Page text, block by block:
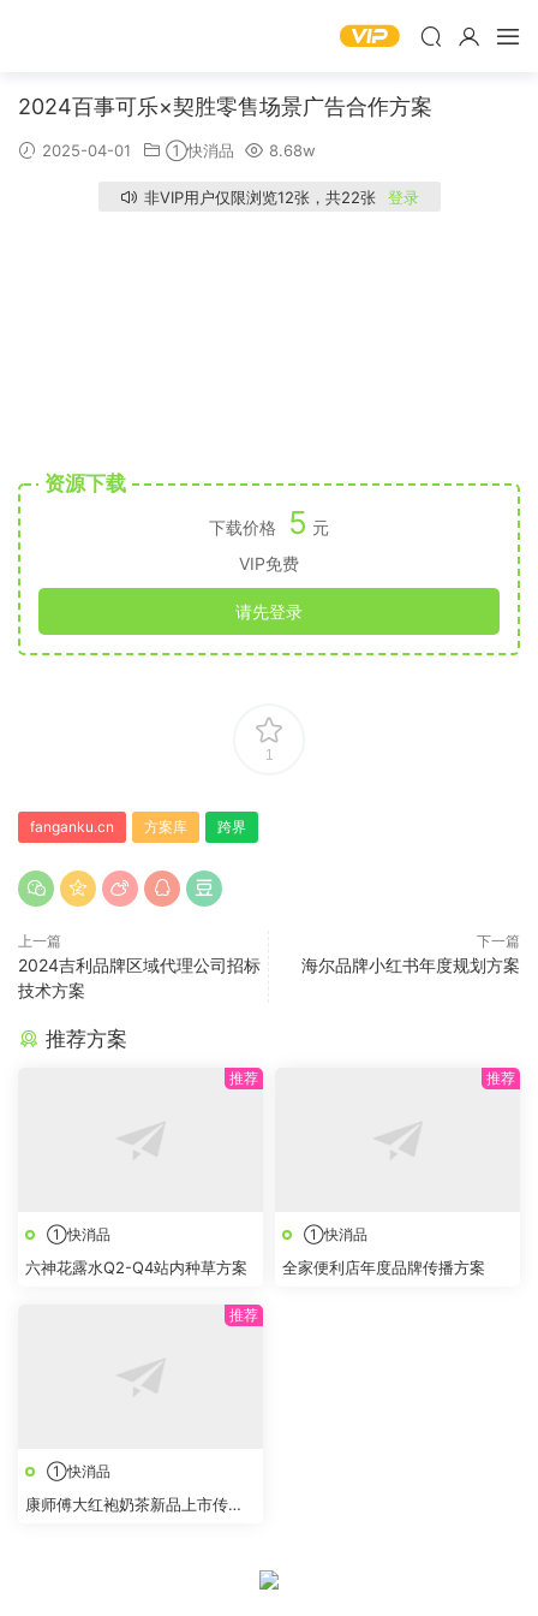
2024百事可乐×契胜零售场景广告合作方案
2025-04-01 ①快消品 8.68w
非VIP用户仅限浏览12张，共22张 登录
资源下载
下载价格 5 元
VIP免费
请先登录
1
fanganku.cn 方案库 跨界
上一篇
2024吉利品牌区域代理公司招标
技术方案
下一篇
海尔品牌小红书年度规划方案
推荐方案
①快消品
六神花露水Q2-Q4站内种草方案
①快消品
全家便利店年度品牌传播方案
①快消品
康师傅大红袍奶茶新品上市传播